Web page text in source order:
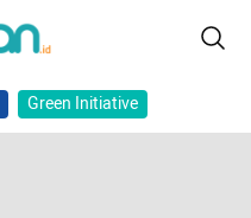
Green Initiative